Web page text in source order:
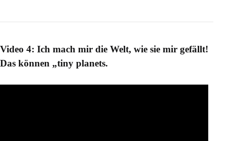
Video 4: Ich mach mir die Welt, wie sie mir gefällt!
Das können „tiny planets.